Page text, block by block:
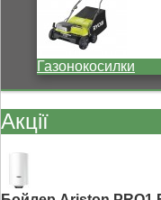
Газонокосилки
Акції